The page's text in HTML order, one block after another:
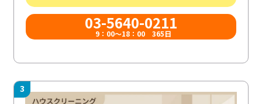
03-5640-0211
9：00～18：00 365日
3